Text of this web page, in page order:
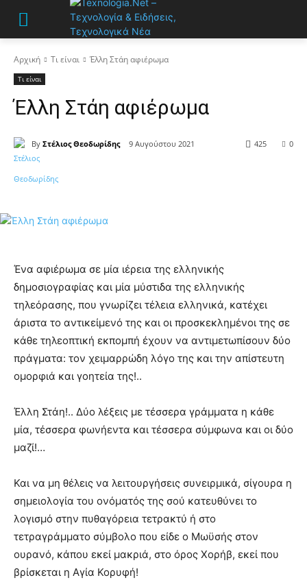
Αρχική Τι είναι Έλλη Στάη αφιέρωμα
Τι είναι
Έλλη Στάη αφιέρωμα
By Στέλιος Θεοδωρίδης 9 Αυγούστου 2021 0
425
Ένα αφιέρωμα σε μία ιέρεια της ελληνικής
δημοσιογραφίας και μία μύστιδα της ελληνικής
τηλεόρασης, που γνωρίζει τέλεια ελληνικά, κατέχει
άριστα το αντικείμενό της και οι προσκεκλημένοι της σε
κάθε τηλεοπτική εκπομπή έχουν να αντιμετωπίσουν δύο
πράγματα: τον χειμαρρώδη λόγο της και την απίστευτη
ομορφιά και γοητεία της!..
Έλλη Στάη!.. Δύο λέξεις με τέσσερα γράμματα η κάθε
μία, τέσσερα φωνήεντα και τέσσερα σύμφωνα και οι δύο
μαζί!…
Και να μη θέλεις να λειτουργήσεις συνειρμικά, σίγουρα η
σημειολογία του ονόματός της σού κατευθύνει το
λογισμό στην πυθαγόρεια τετρακτύ ή στο
τετραγράμματο σύμβολο που είδε ο Μωϋσής στον
ουρανό, κάπου εκεί μακριά, στο όρος Χορήβ, εκεί που
βρίσκεται η Αγία Κορυφή!